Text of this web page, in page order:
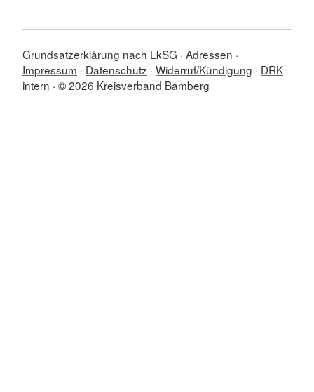
Grundsatzerklärung nach LkSG Adressen
Impressum
Datenschutz Widerruf/Kündigung
DRK
intern © 2026 Kreisverband Bamberg